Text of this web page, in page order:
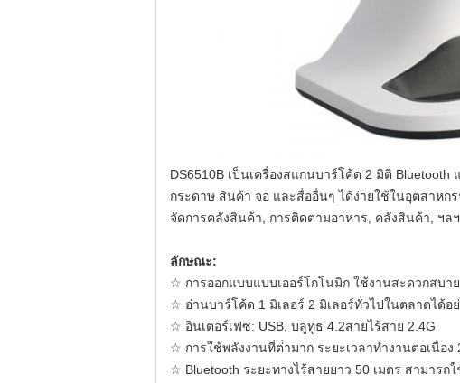
DS6510B เป็นเครื่องสแกนบาร์โค้ด 2 มิติ
กระดาษ สินค้า จอ และสื่ออื่นๆ ได้ง่ายใช้ในอุตสาหก
จัดการคลังสินค้า, การติดตามอาหาร, คลังสินค้า, ฯลฯ
ลักษณะ:
☆ การออกแบบแบบเออร์โกโนมิก ใช้งานสะดวกสบาย
☆ อ่านบาร์โค้ด 1 มิเลอร์ 2 มิเลอร์ทั่วไปในตลาดได้อ
☆ อินเตอร์เฟซ: USB, บลูทูธ 4.2สายไร้สาย 2.4G
☆ การใช้พลังงานที่ต่ํามาก ระยะเวลาทํางานต่อเนื่อง
☆ Bluetooth ระยะทางไร้สายยาว 50 เมตร สามารถ